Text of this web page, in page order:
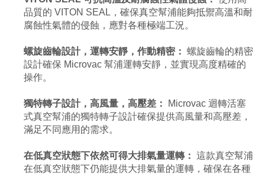
品質的 VITON SEAL，確保真空幫浦能夠抵禦高溫和耐
腐蝕性氣體的侵蝕，應對各種極端工況。
螺旋齒輪設計，運轉安靜，作動精密： 螺旋齒輪的精密
設計確保 Microvac 幫浦運轉安靜，並實現高度精確的
操作。
獨特轉子設計，高風量，高壓差：
Microvac 迴轉活塞
式真空幫浦的獨特轉子設計確保提供高風量和高壓差，
滿足不同應用的需求。
在低真空狀態下依然可得大排氣量運轉： 這款真空幫浦
在低真空狀態下仍能提供大排氣量的運轉，確保在各種